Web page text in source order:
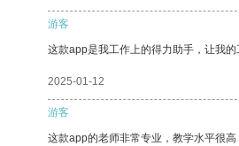
游客
这款app是我工作上的得力助手，让我
2025-01-12
游客
这款app的老师非常专业，教学水平很高